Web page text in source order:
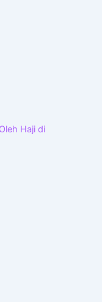
Haji di